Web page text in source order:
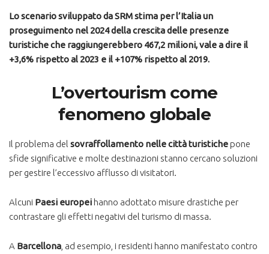
Lo scenario sviluppato da SRM stima per l’Italia un
proseguimento nel 2024 della crescita delle presenze
turistiche che raggiungerebbero 467,2 milioni, vale a dire il
+3,6% rispetto al 2023 e il +107% rispetto al 2019.
L’overtourism come
fenomeno globale
Il problema del sovraffollamento nelle città turistichepone
sfide significative e molte destinazioni stanno cercano soluzioni
per gestire l’eccessivo afflusso di visitatori.
Alcuni Paesi europei hanno adottato misure drastiche per
contrastare gli effetti negativi del turismo di massa.
A Barcellona , ad esempio, i residenti hanno manifestato contro